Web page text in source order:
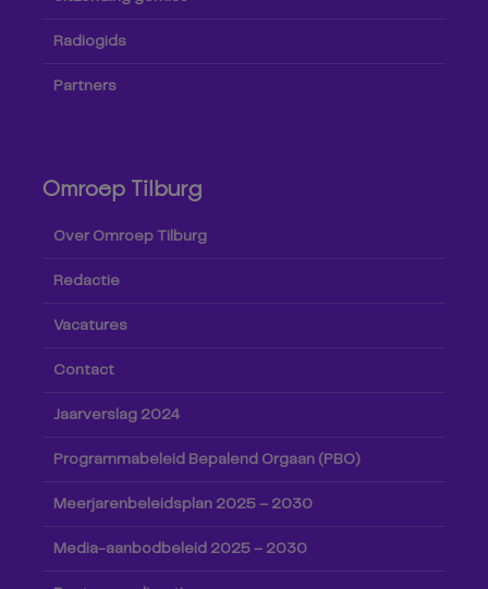
Radiogids
Partners
Omroep Tilburg
Over Omroep Tilburg
Redactie
Vacatures
Contact
Jaarverslag 2024
Programmabeleid Bepalend Orgaan (PBO)
Meerjarenbeleidsplan 2025 – 2030
Media-aanbodbeleid 2025 – 2030